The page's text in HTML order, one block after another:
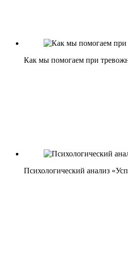
Как мы помогаем при
Психологический анализ